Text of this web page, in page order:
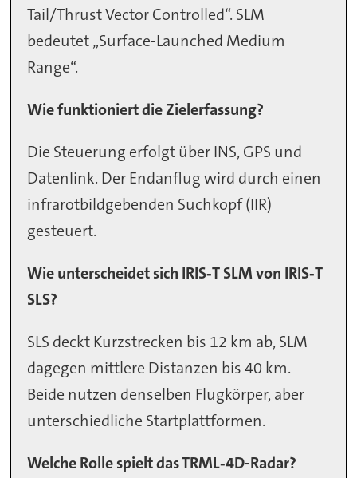
Tail/Thrust Vector Controlled“. SLM
bedeutet „Surface-Launched Medium
Range“.
Wie funktioniert die Zielerfassung?
Die Steuerung erfolgt über INS, GPS und
Datenlink. Der Endanflug wird durch einen
infrarotbildgebenden Suchkopf (IIR)
gesteuert.
Wie unterscheidet sich IRIS‑T SLM von IRIS‑T
SLS?
SLS deckt Kurzstrecken bis 12 km ab, SLM
dagegen mittlere Distanzen bis 40 km.
Beide nutzen denselben Flugkörper, aber
unterschiedliche Startplattformen.
Welche Rolle spielt das TRML‑4D-Radar?